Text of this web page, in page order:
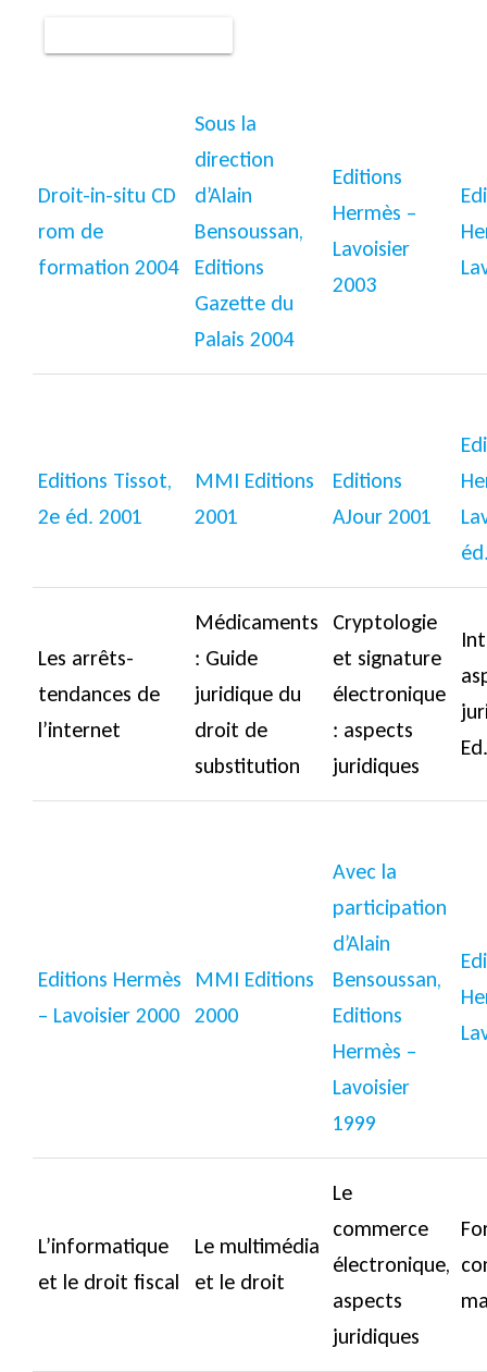
Droit-in-situ CD
rom de
formation 2004
Sous la
direction
d’Alain
Bensoussan,
Editions
Gazette du
Palais 2004
Editions
Hermès –
Lavoisier
2003
Editions Tissot,
2e éd. 2001
MMI Editions
2001
Editions
AJour 2001
Les arrêts-
tendances de
l’internet
Médicaments
: Guide
juridique du
droit de
substitution
Cryptologie
et signature
électronique
: aspects
juridiques
Editions Hermès
– Lavoisier 2000
MMI Editions
2000
Avec la
participation
d’Alain
Bensoussan,
Editions
Hermès –
Lavoisier
1999
L’informatique
et le droit fiscal
Le multimédia
et le droit
Le
commerce
électronique,
aspects
juridiques